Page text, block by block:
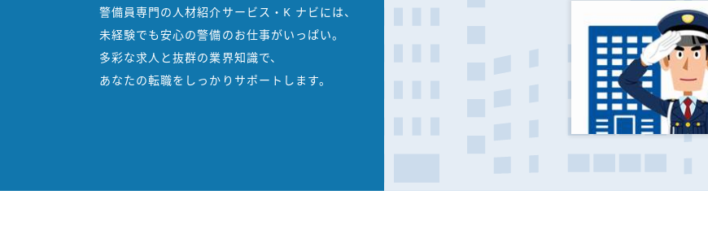
警備員専門の人材紹介サービス・K ナビには、
未経験でも安心の警備のお仕事がいっぱい。
多彩な求人と抜群の業界知識で、
あなたの転職をしっかりサポートします。